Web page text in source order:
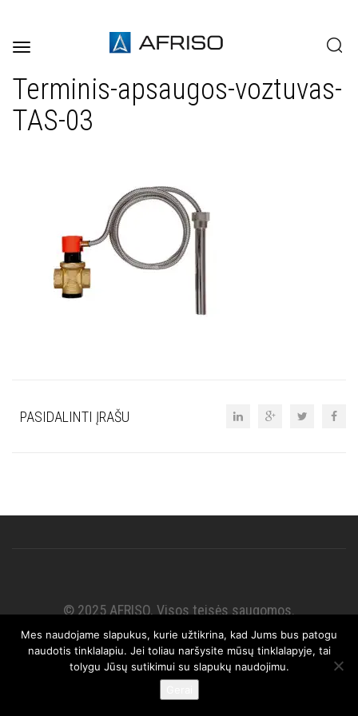
Toggle
Terminis-apsaugos-voztuvas-
TAS-03
PASIDALINTI ĮRAŠU
© 2025 AFRISO. Visos teisės saugomos.
Mes naudojame slapukus, kurie užtikrina, kad Jums bus patogu
naudotis tinklalapiu. Jei toliau naršysite mūsų tinklalapyje, tai
tolygu Jūsų sutikimui su slapukų naudojimu.